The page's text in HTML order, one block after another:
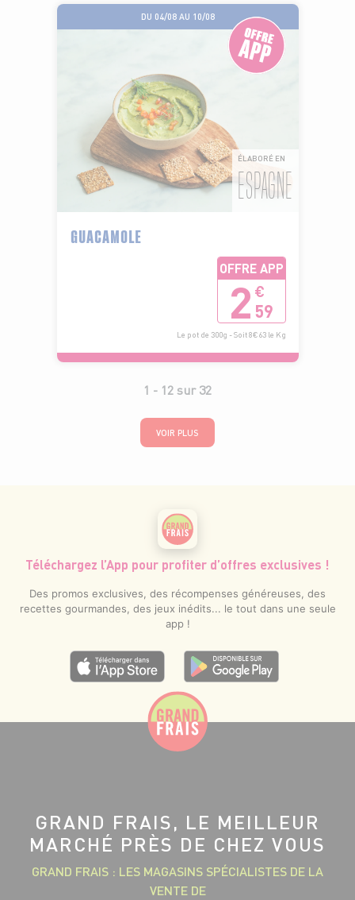
DU 04/08 AU 10/08
ÉLABORÉ EN
ESPAGNE
GUACAMOLE
OFFRE APP
2 €
59
Le pot de 300g - Soit 8€63 le Kg
1 - 12sur32
VOIR PLUS
Téléchargez l’App pour profiter d’offres exclusives !
Des promos exclusives, des récompenses généreuses, des
recettes gourmandes, des jeux inédits... le tout dans une seule
app !
GRAND FRAIS, LE MEILLEUR
MARCHÉ PRÈS DE CHEZ VOUS
GRAND FRAIS : LES MAGASINS SPÉCIALISTES DE LA
VENTE DE